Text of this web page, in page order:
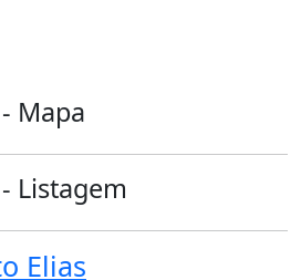
Mapa
Listagem
Elias